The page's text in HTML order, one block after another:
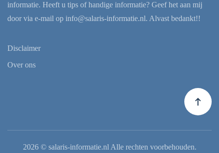
informatie. Heeft u tips of handige informatie? Geef het aan mij
door via e-mail op info@salaris-informatie.nl. Alvast bedankt!!
Disclaimer
Over ons
2026© salaris-informatie.nl Alle rechten voorbehouden.